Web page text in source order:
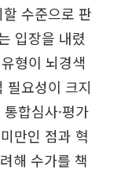
수준으로 판
입장을 내렸
형이 뇌경색
필요성이 크지
합심사·평가
만인 점과 혁
해 수가를 책